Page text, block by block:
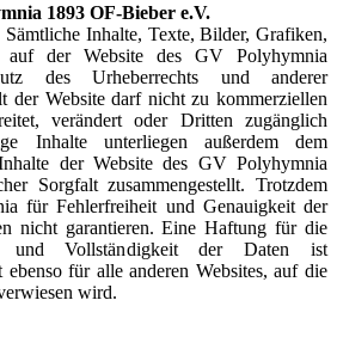
1893 OF-Bieber e.V.
Inhalte, Texte, Bilder, Grafiken,
der Website des GV Polyhymnia
des Urheberrechts und anderer
der Website darf nicht zu kommerziellen
verändert oder Dritten zugänglich
Inhalte unterliegen außerdem dem
der Website des GV Polyhymnia
Sorgfalt zusammengestellt. Trotzdem
für Fehlerfreiheit und Genauigkeit der
nicht garantieren. Eine Haftung für die
und Vollständigkeit der Daten ist
ebenso für alle anderen Websites, auf die
wird.